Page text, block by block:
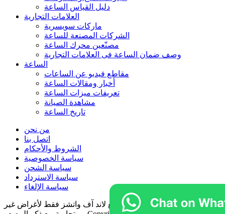
دليل القياس الساعة
العلامات التجارية
ماركات سويسرية
الشركات المصنعة للساعة
مصنّعين محرك الساعة
وصف ضمان الساعة فی العلامات التجارية
الساعة
مقاطع فيديو عن الساعات
أخبار ومقالات الساعة
تعريفات ميزات الساعة
مشاهدة الصيانة
تاريخ الساعة
من نحن
اتصل بنا
الشروط والأحكام
سياسة الخصوصية
سياسة الشحن
سياسة الاسترداد
سياسة الإلغاء
يمكن استخدام محتويات موقع لاند آف واتشز فقط لأغراض غير